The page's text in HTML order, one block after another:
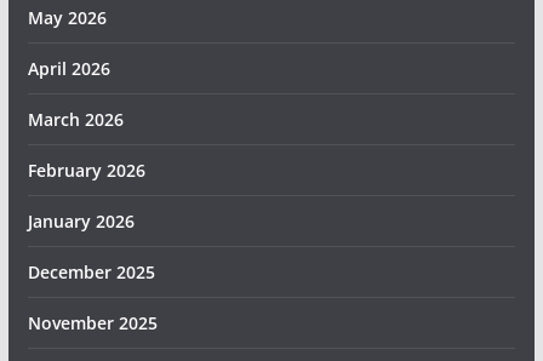
May 2026
April 2026
March 2026
February 2026
January 2026
December 2025
November 2025